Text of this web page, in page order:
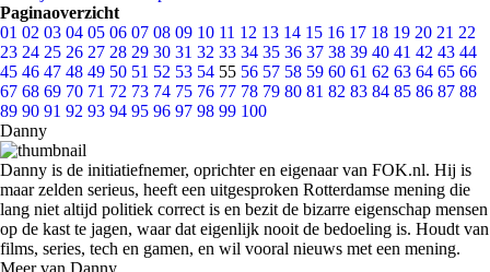
Paginaoverzicht
01 02 03 04 05 06 07 08 09 10 11 12 13 14 15 16 17 18 19 20 21 22
23 24 25 26 27 28 29 30 31 32 33 34 35 36 37 38 39 40 41 42 43 44
45 46 47 48 49 50 51 52 53 54 55 56 57 58 59 60 61 62 63 64 65 66
67 68 69 70 71 72 73 74 75 76 77 78 79 80 81 82 83 84 85 86 87 88
89 90 91 92 93 94 95 96 97 98 99 100
Danny
Danny is de initiatiefnemer, oprichter en eigenaar van FOK.nl. Hij is
maar zelden serieus, heeft een uitgesproken Rotterdamse mening die
lang niet altijd politiek correct is en bezit de bizarre eigenschap mensen
op de kast te jagen, waar dat eigenlijk nooit de bedoeling is. Houdt van
films, series, tech en gamen, en wil vooral nieuws met een mening.
Meer van Danny